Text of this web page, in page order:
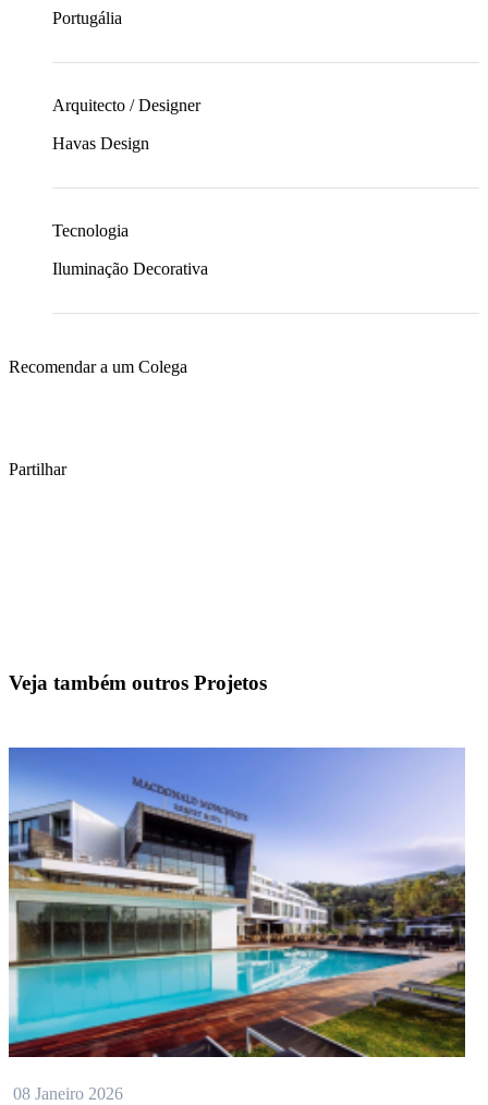
Portugália
Arquitecto / Designer
Havas Design
Tecnologia
Iluminação Decorativa
Recomendar a um Colega
Partilhar
Veja também outros Projetos
08 Janeiro 2026